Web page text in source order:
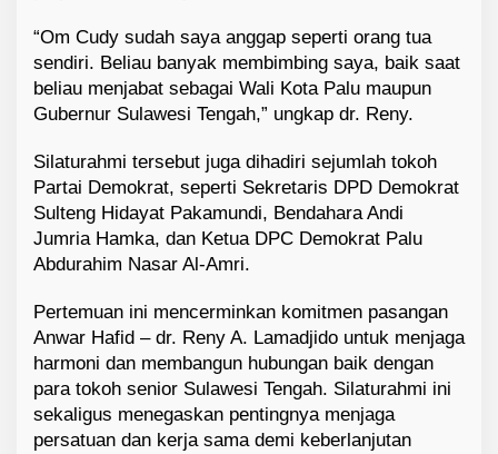
“Om Cudy sudah saya anggap seperti orang tua
sendiri. Beliau banyak membimbing saya, baik saat
beliau menjabat sebagai Wali Kota Palu maupun
Gubernur Sulawesi Tengah,” ungkap dr. Reny.
Silaturahmi tersebut juga dihadiri sejumlah tokoh
Partai Demokrat, seperti Sekretaris DPD Demokrat
Sulteng Hidayat Pakamundi, Bendahara Andi
Jumria Hamka, dan Ketua DPC Demokrat Palu
Abdurahim Nasar Al-Amri.
Pertemuan ini mencerminkan komitmen pasangan
Anwar Hafid – dr. Reny A. Lamadjido untuk menjaga
harmoni dan membangun hubungan baik dengan
para tokoh senior Sulawesi Tengah. Silaturahmi ini
sekaligus menegaskan pentingnya menjaga
persatuan dan kerja sama demi keberlanjutan